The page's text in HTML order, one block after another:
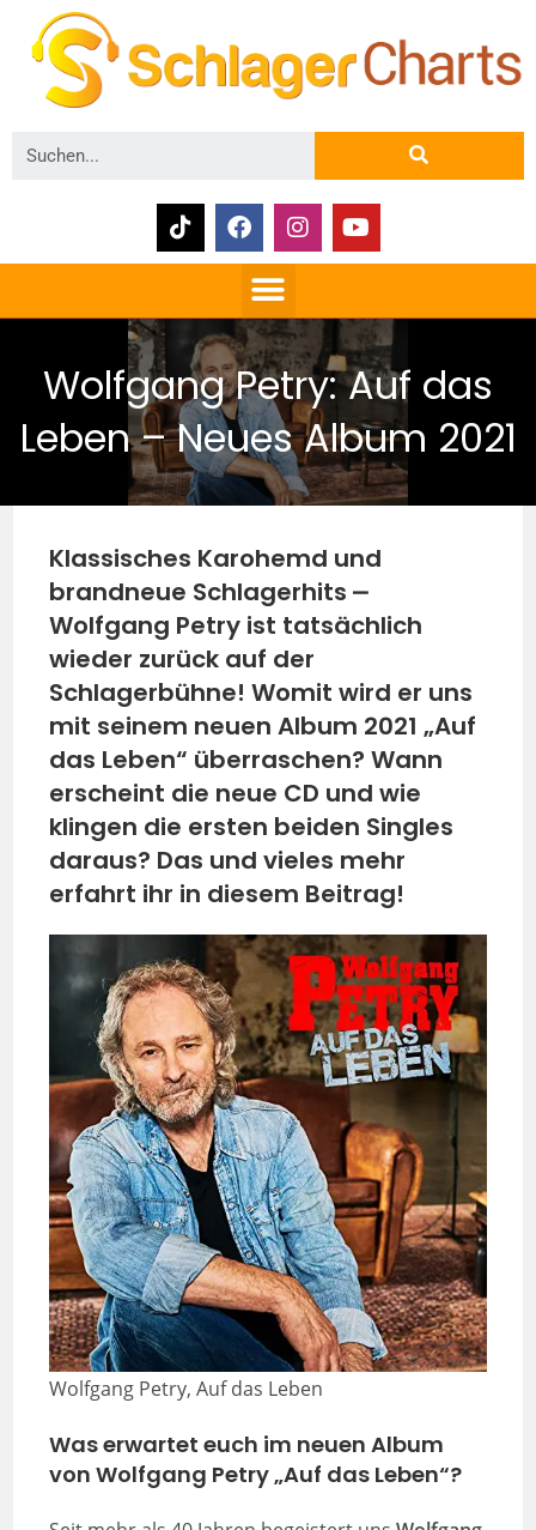
Wolfgang Petry: Auf das
Leben – Neues Album 2021
Klassisches Karohemd und
brandneue Schlagerhits ⎼
Wolfgang Petry ist tatsächlich
wieder zurück auf der
Schlagerbühne! Womit wird er uns
mit seinem neuen Album 2021 „Auf
das Leben“ überraschen? Wann
erscheint die neue CD und wie
klingen die ersten beiden Singles
daraus? Das und vieles mehr
erfahrt ihr in diesem Beitrag!
Wolfgang Petry, Auf das Leben
Was erwartet euch im neuen Album
von Wolfgang Petry „Auf das Leben“?